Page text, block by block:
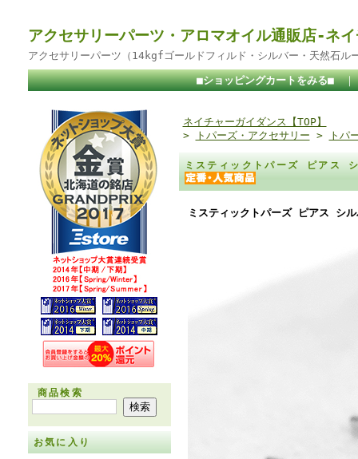
アクセサリーパーツ・アロマオイル通販店-ネ
アクセサリーパーツ（14kgfゴールドフィルド・シルバー・天然石ル
■ショッピングカートをみる■
商品検索
お気に入り
ネイチャーガイダンス【TOP】
>
トパーズ・アクセサリー > トパ
ミスティックトパーズ ピアス
ミスティックトパーズ ピアス シ